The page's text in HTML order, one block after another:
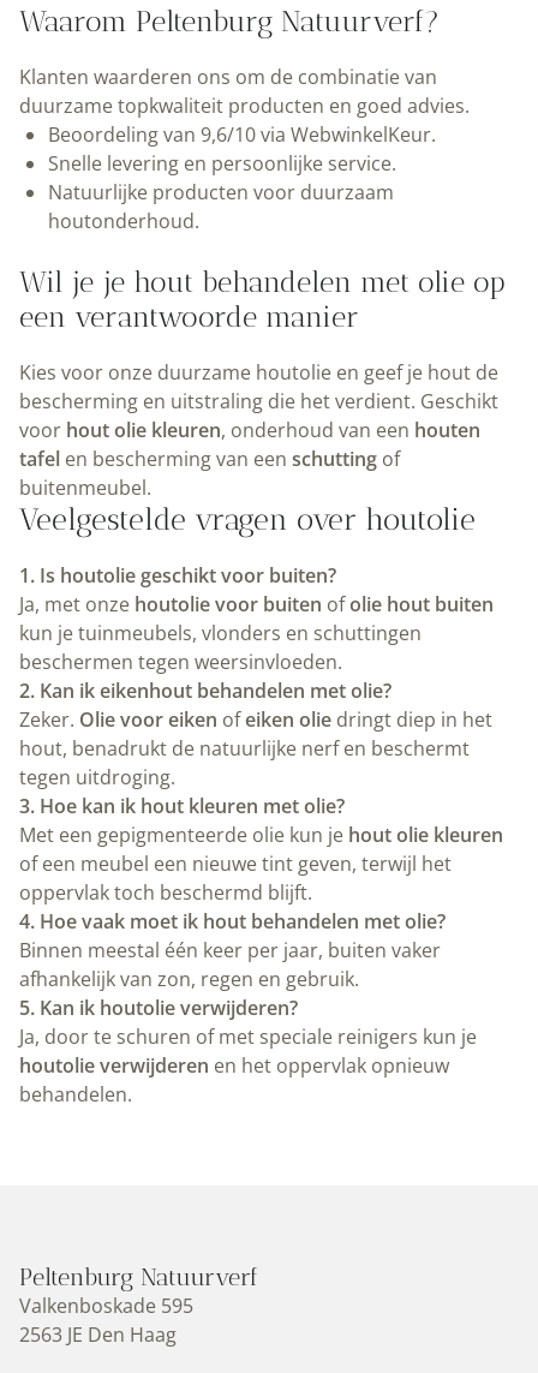
Waarom Peltenburg Natuurverf?
Klanten waarderen ons om de combinatie van
duurzame topkwaliteit producten en goed advies.
Beoordeling van 9,6/10 via WebwinkelKeur.
Snelle levering en persoonlijke service.
Natuurlijke producten voor duurzaam
houtonderhoud.
Wil je je hout behandelen met olie op
een verantwoorde manier
Kies voor onze duurzame houtolie en geef je hout de
bescherming en uitstraling die het verdient. Geschikt
voor hout olie kleuren, onderhoud van een houten
tafel en bescherming van een schutting of
buitenmeubel.
Veelgestelde vragen over houtolie
1. Is houtolie geschikt voor buiten?
Ja, met onze houtolie voor buiten ofolie hout buiten
kun je tuinmeubels, vlonders en schuttingen
beschermen tegen weersinvloeden.
2. Kan ik eikenhout behandelen met olie?
Zeker. Olie voor eiken ofeiken olie dringt diep in het
hout, benadrukt de natuurlijke nerf en beschermt
tegen uitdroging.
3. Hoe kan ik hout kleuren met olie?
Met een gepigmenteerde olie kun je hout olie kleuren
of een meubel een nieuwe tint geven, terwijl het
oppervlak toch beschermd blijft.
4. Hoe vaak moet ik hout behandelen met olie?
Binnen meestal één keer per jaar, buiten vaker
afhankelijk van zon, regen en gebruik.
5. Kan ik houtolie verwijderen?
Ja, door te schuren of met speciale reinigers kun je
houtolie verwijderen en het oppervlak opnieuw
behandelen.
Peltenburg Natuurverf
Valkenboskade 595
2563 JE Den Haag